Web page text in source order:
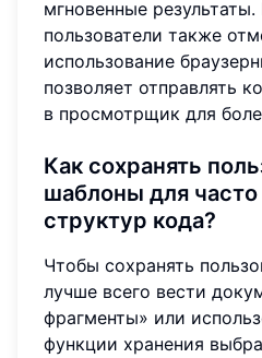
мгновенные
пользователи также
использование
позволяет отправлять
в просмотрщик для
Как сохранять
шаблоны для
структур кода?
Чтобы сохранять
лучше всего вести
фрагменты» или
функции хранения